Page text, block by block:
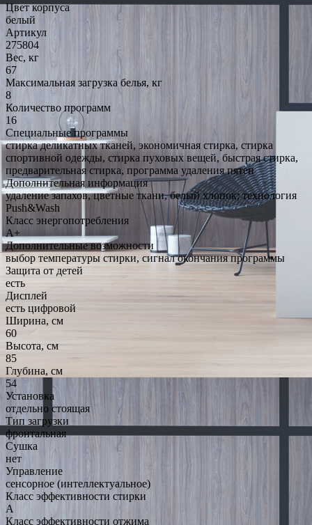
Цвет корпуса
белый
Артикул
275804
Вес, кг
67
Максимальная загрузка белья, кг
8
Количество программ
16
Специальные программы
стирка деликатных тканей, экономичная стирка, стирка
спортивной одежды, стирка пуховых вещей, быстрая стирка,
предварительная стирка, программа удаления пятен
Дополнительная информация
удаление запахов, цветные ткани, белый хлопок; технология
Push&Wash
Класс энергопотребления
A+
Дополнительные возможности
выбор температуры стирки, сигнал окончания программы
Защита от детей
есть
Дисплей
есть цифровой
Ширина, см
60
Высота, см
85
Глубина, см
54
Установка
отдельно стоящая
Тип загрузки
фронтальная
Сушка
нет
Управление
сенсорное (интеллектуальное)
Класс эффективности стирки
A
Класс эффективности отжима